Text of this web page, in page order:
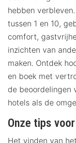
hebben
tussen 1 en 10,
comfort,
inzichten van
maken. Ontdek
en boek met
de beoordelingen
hotels als de
Onze tips
Het vinden van